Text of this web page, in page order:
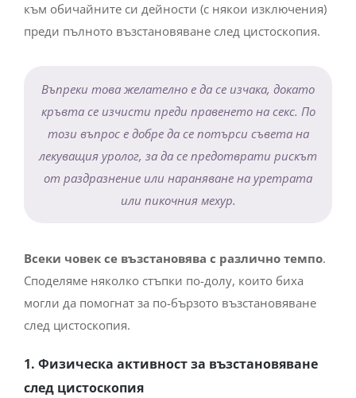
към обичайните си дейности (с някои изключения)
преди пълното възстановяване след цистоскопия.
Въпреки това желателно е да се изчака, докато
кръвта се изчисти преди правенето на секс. По
този въпрос е добре да се потърси съвета на
лекуващия уролог, за да се предотврати рискът
от раздразнение или нараняване на уретрата
или пикочния мехур.
Всеки човек се възстановява с различно темпо.
Споделяме няколко стъпки по-долу, които биха
могли да помогнат за по-бързото възстановяване
след цистоскопия.
1. Физическа активност за възстановяване
след цистоскопия